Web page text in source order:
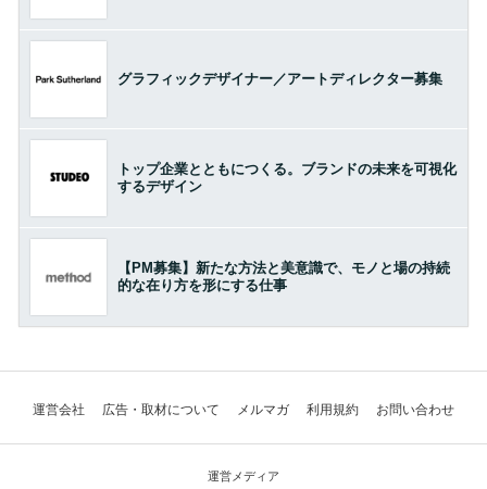
グラフィックデザイナー／アートディレクター募集
トップ企業とともにつくる。ブランドの未来を可視化
するデザイン
【PM募集】新たな方法と美意識で、モノと場の持続
的な在り方を形にする仕事
運営会社 広告・取材について メルマガ 利用規約 お問い合わせ
運営メディア